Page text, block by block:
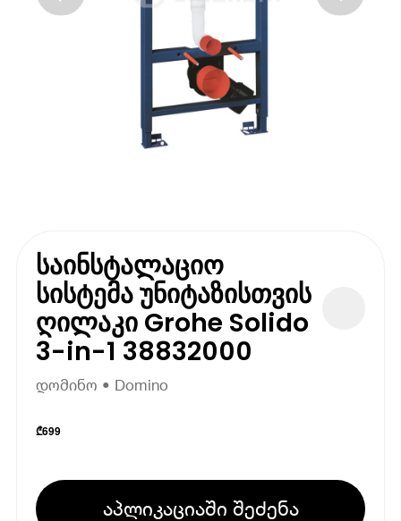
საინსტალაციო
სისტემა უნიტაზისთვის
ღილაკი Grohe Solido
3-in-1 38832000
დომინო • Domino
₾699
აპლიკაციაში შეძენა